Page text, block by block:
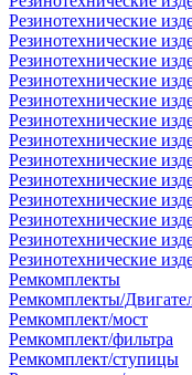
Резинотехнические
Резинотехнические
Резинотехнические
Резинотехнические
Резинотехнические
Резинотехнические
Резинотехнические
Резинотехнические
Резинотехнические
Резинотехнические
Резинотехнические
Резинотехнические
Резинотехнические
Ремкомплекты
Ремкомплекты/
Ремкомплект/мост
Ремкомплект/фильтра
Ремкомплект/ступицы